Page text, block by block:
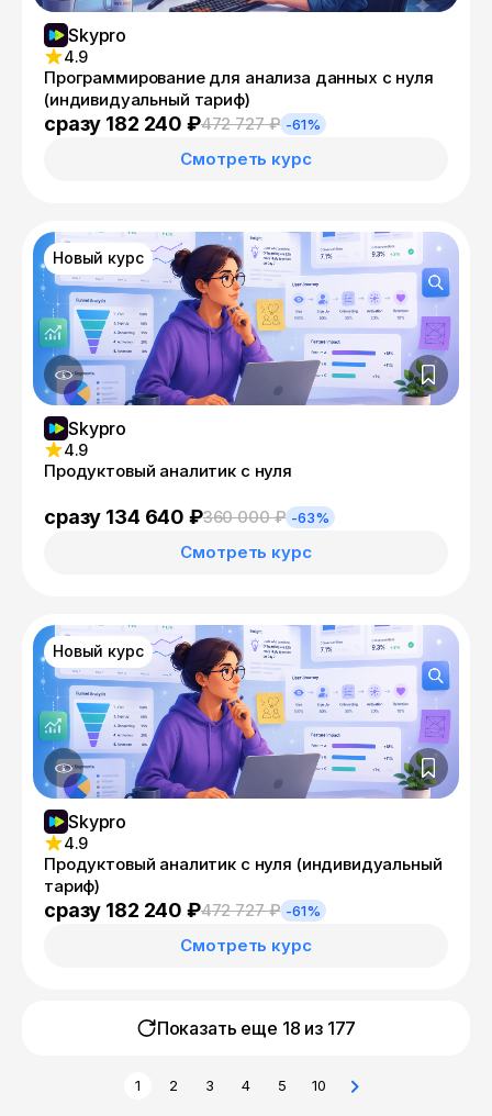
Skypro
4.9
Программирование для анализа данных с нуля
(индивидуальный тариф)
сразу 182 240 ₽472 727 ₽ -61%
Смотреть курс
Новый курс
Skypro
4.9
Продуктовый аналитик с нуля
сразу 134 640 ₽360 000 ₽ -63%
Смотреть курс
Новый курс
Skypro
4.9
Продуктовый аналитик с нуля (индивидуальный
тариф)
сразу 182 240 ₽472 727 ₽ -61%
Смотреть курс
Показать еще 18 из 177
1 2 3 4 5 10